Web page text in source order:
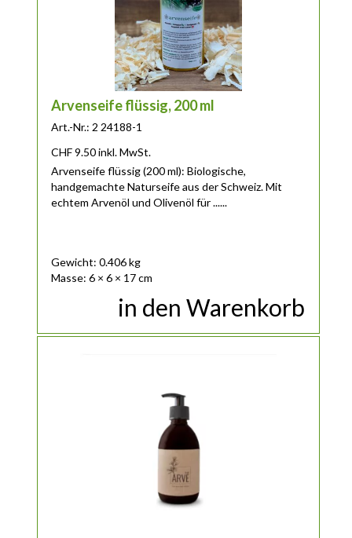
Arvenseife flüssig, 200 ml
Art.-Nr.: 2 24188-1
CHF9.50 inkl. MwSt.
Arvenseife flüssig (200 ml): Biologische,
handgemachte Naturseife aus der Schweiz. Mit
echtem Arvenöl und Olivenöl für ......
Gewicht: 0.406 kg
Masse: 6 × 6 × 17 cm
in den Warenkorb